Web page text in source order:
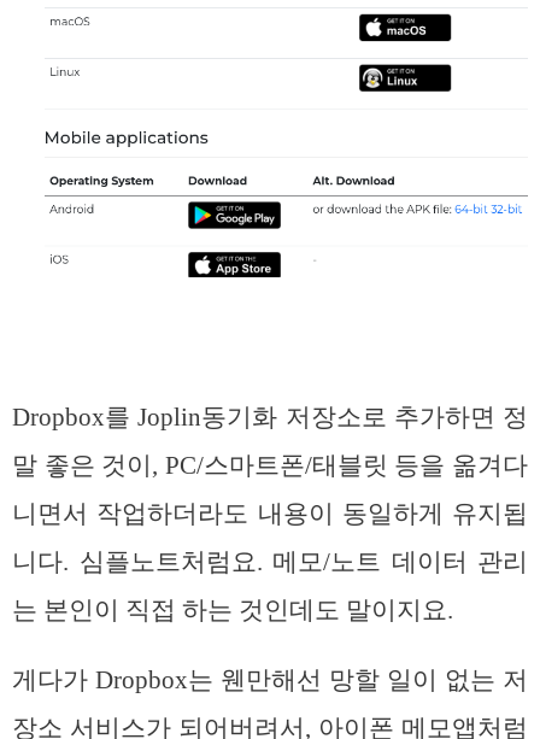
Dropbox를 Joplin동기화 저장소로 추가하면 정
말 좋은 것이, PC/스마트폰/태블릿 등을 옮겨다
니면서 작업하더라도 내용이 동일하게 유지됩
니다. 심플노트처럼요. 메모/노트 데이터 관리
는 본인이 직접 하는 것인데도 말이지요.
게다가 Dropbox는 웬만해선 망할 일이 없는 저
장소 서비스가 되어버려서, 아이폰 메모앱처럼